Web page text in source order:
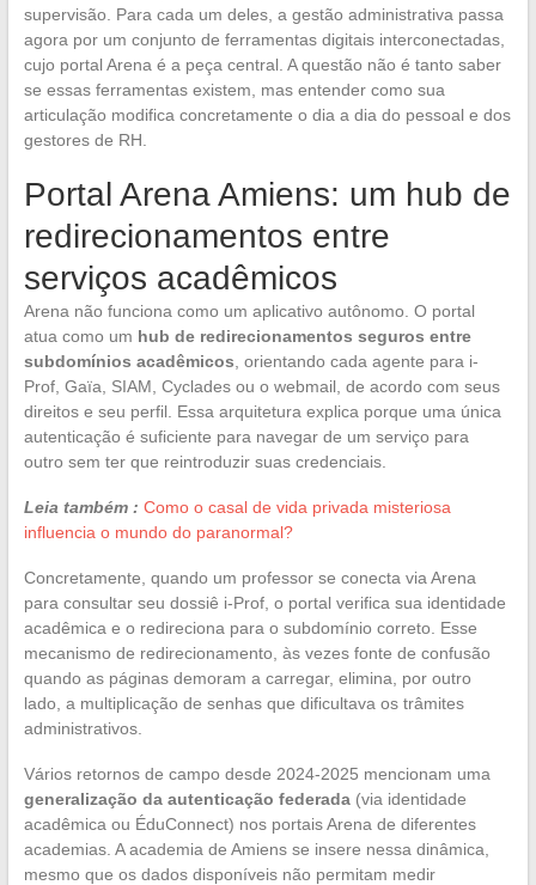
supervisão. Para cada um deles, a gestão administrativa passa
agora por um conjunto de ferramentas digitais interconectadas,
cujo portal Arena é a peça central. A questão não é tanto saber
se essas ferramentas existem, mas entender como sua
articulação modifica concretamente o dia a dia do pessoal e dos
gestores de RH.
Portal Arena Amiens: um hub de
redirecionamentos entre
serviços acadêmicos
Arena não funciona como um aplicativo autônomo. O portal
atua como um hub de redirecionamentos seguros entre
subdomínios acadêmicos , orientando cada agente para i-
Prof, Gaïa, SIAM, Cyclades ou o webmail, de acordo com seus
direitos e seu perfil. Essa arquitetura explica porque uma única
autenticação é suficiente para navegar de um serviço para
outro sem ter que reintroduzir suas credenciais.
Leia também : Como o casal de vida privada misteriosa
influencia o mundo do paranormal?
Concretamente, quando um professor se conecta via Arena
para consultar seu dossiê i-Prof, o portal verifica sua identidade
acadêmica e o redireciona para o subdomínio correto. Esse
mecanismo de redirecionamento, às vezes fonte de confusão
quando as páginas demoram a carregar, elimina, por outro
lado, a multiplicação de senhas que dificultava os trâmites
administrativos.
Vários retornos de campo desde 2024-2025 mencionam uma
generalização da autenticação federada(via identidade
acadêmica ou ÉduConnect) nos portais Arena de diferentes
academias. A academia de Amiens se insere nessa dinâmica,
mesmo que os dados disponíveis não permitam medir